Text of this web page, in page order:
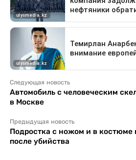
Следующая новость
Автомобиль с человеческим
в Москве
Предыдущая новость
Подростка с ножом и в костюме
после убийства